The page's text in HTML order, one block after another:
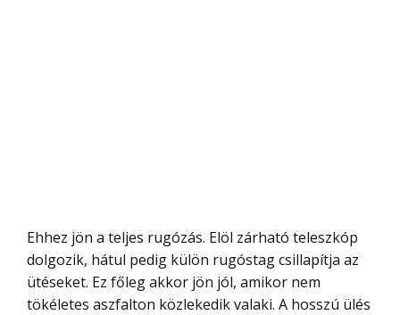
Ehhez jön a teljes rugózás. Elöl zárható teleszkóp
dolgozik, hátul pedig külön rugóstag csillapítja az
ütéseket. Ez főleg akkor jön jól, amikor nem
tökéletes aszfalton közlekedik valaki. A hosszú ülés